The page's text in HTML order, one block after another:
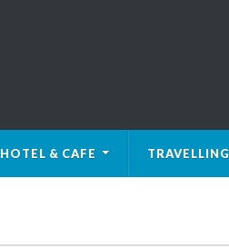
HOTEL & CAFE TRAVELLING